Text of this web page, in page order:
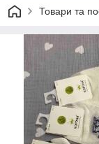
Товари та